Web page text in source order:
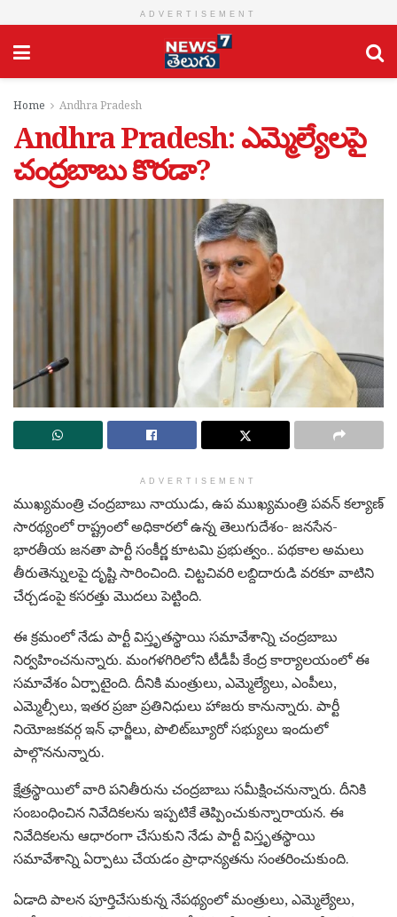
ADVERTISEMENT
Home Andhra Pradesh
Andhra Pradesh: ఎమ్మెల్యేలపై
చంద్రబాబు కొరడా?
ADVERTISEMENT
ముఖ్యమంత్రి చంద్రబాబు నాయుడు, ఉప ముఖ్యమంత్రి పవన్ కల్యాణ్
సారథ్యంలో రాష్ట్రంలో అధికారలో ఉన్న తెలుగుదేశం- జనసేన-
భారతీయ జనతా పార్టీ సంకీర్ణ కూటమి ప్రభుత్వం.. పథకాల అమలు
తీరుతెన్నులపై దృష్టి సారించింది. చిట్టచివరి లబ్దిదారుడి వరకూ వాటిని
చేర్చడంపై కసరత్తు మొదలు పెట్టింది.
ఈ క్రమంలో నేడు పార్టీ విస్తృతస్థాయి సమావేశాన్ని చంద్రబాబు
నిర్వహించనున్నారు. మంగళగిరిలోని టీడీపీ కేంద్ర కార్యాలయంలో ఈ
సమావేశం ఏర్పాటైంది. దీనికి మంత్రులు, ఎమ్మెల్యేలు, ఎంపీలు,
ఎమ్మెల్సీలు, ఇతర ప్రజా ప్రతినిధులు హాజరు కానున్నారు. పార్టీ
నియోజకవర్గ ఇన్‌ ఛార్జీలు, పొలిట్‌బ్యూరో సభ్యులు ఇందులో
పాల్గొననున్నారు.
క్షేత్రస్థాయిలో వారి పనితీరును చంద్రబాబు సమీక్షించనున్నారు. దీనికి
సంబంధించిన నివేదికలను ఇప్పటికే తెప్పించుకున్నారాయన. ఈ
నివేదికలను ఆధారంగా చేసుకుని నేడు పార్టీ విస్తృతస్థాయి
సమావేశాన్ని ఏర్పాటు చేయడం ప్రాధాన్యతను సంతరించుకుంది.
ఏడాది పాలన పూర్తిచేసుకున్న నేపథ్యంలో మంత్రులు, ఎమ్మెల్యేలు,